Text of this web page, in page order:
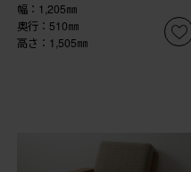
幅：1,205㎜
奥行：510㎜
高さ：1,505㎜